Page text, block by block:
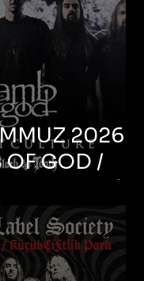
– İstanbul,
Uniq
2026 –
OF GOD /
CULTURE /
TOOTH –
Bonus